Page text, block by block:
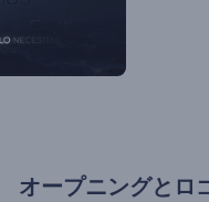
オープニングとロ